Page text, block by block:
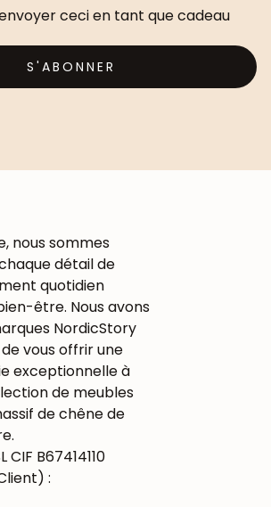
ceci en tant que cadeau
S'ABONNER
nous sommes
détail de
quotidien
être. Nous avons
NordicStory
vous offrir une
exceptionnelle à
de meubles
de chêne de
CIF B67414110
: